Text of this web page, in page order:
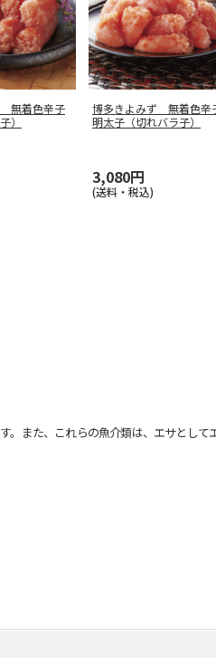
無着色辛子
）
博多きよみず 無着色辛
明太子（切れバラ子）
3,080円
(送料・税込)
また、これらの魚介類は、エサとして